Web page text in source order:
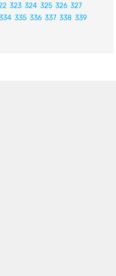
323 324 325 326 327
335 336 337 338 339